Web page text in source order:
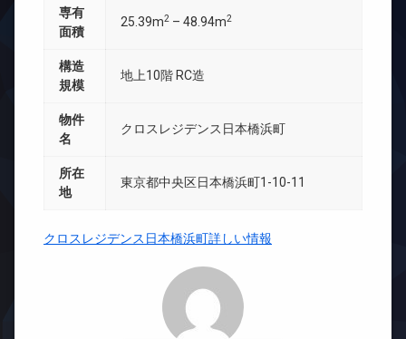
専有
面積
25.39m2 – 48.94m2
構造
規模
地上10階 RC造
物件
名
クロスレジデンス日本橋浜町
所在
地
東京都中央区日本橋浜町1-10-11
クロスレジデンス日本橋浜町詳しい情報